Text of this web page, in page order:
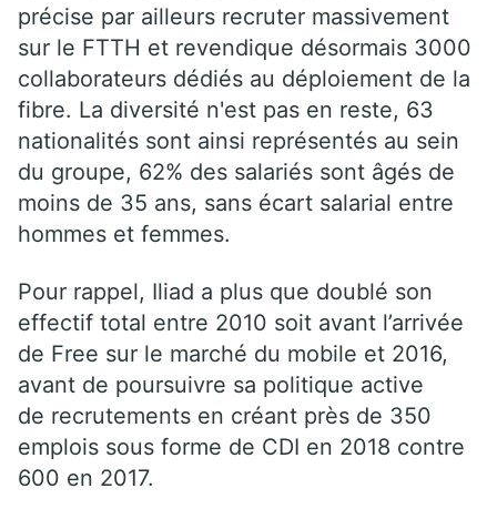
précise par ailleurs recruter massivement
sur le FTTH et revendique désormais 3000
collaborateurs dédiés au déploiement de la
fibre. La diversité n'est pas en reste, 63
nationalités sont ainsi représentés au sein
du groupe, 62% des salariés sont âgés de
moins de 35 ans, sans écart salarial entre
hommes et femmes.
Pour rappel, Iliad a plus que doublé son
effectif total entre 2010 soit avant l’arrivée
de Free sur le marché du mobile et 2016,
avant de poursuivre sa politique active
de recrutements en créant près de 350
emplois sous forme de CDI en 2018 contre
600 en 2017.